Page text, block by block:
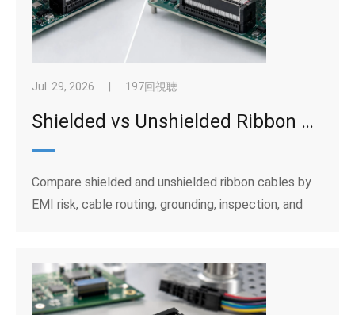
Jul. 29, 2026 197回視聴
Shielded vs Unshielded Ribbon Cable: When Does EMI Protection Matter?
Compare shielded and unshielded ribbon cables by
EMI risk, cable routing, grounding, inspection, and